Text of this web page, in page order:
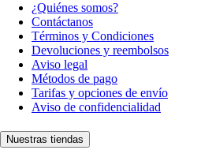
¿Quiénes somos?
Contáctanos
Términos y Condiciones
Devoluciones y reembolsos
Aviso legal
Métodos de pago
Tarifas y opciones de envío
Aviso de confidencialidad
Nuestras tiendas